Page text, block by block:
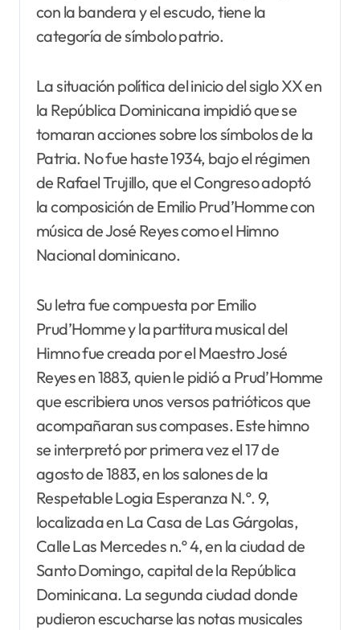
con la bandera y el escudo, tiene la
categoría de símbolo patrio.
La situación política del inicio del siglo XX en
la República Dominicana impidió que se
tomaran acciones sobre los símbolos de la
Patria. No fue haste 1934, bajo el régimen
de Rafael Trujillo, que el Congreso adoptó
la composición de Emilio Prud’Homme con
música de José Reyes como el Himno
Nacional dominicano.
Su letra fue compuesta por Emilio
Prud’Homme y la partitura musical del
Himno fue creada por el Maestro José
Reyes en 1883, quien le pidió a Prud’Homme
que escribiera unos versos patrióticos que
acompañaran sus compases. Este himno
se interpretó por primera vez el 17 de
agosto de 1883, en los salones de la
Respetable Logia Esperanza N.º. 9,
localizada en La Casa de Las Gárgolas,
Calle Las Mercedes n.º 4, en la ciudad de
Santo Domingo, capital de la República
Dominicana. La segunda ciudad donde
pudieron escucharse las notas musicales